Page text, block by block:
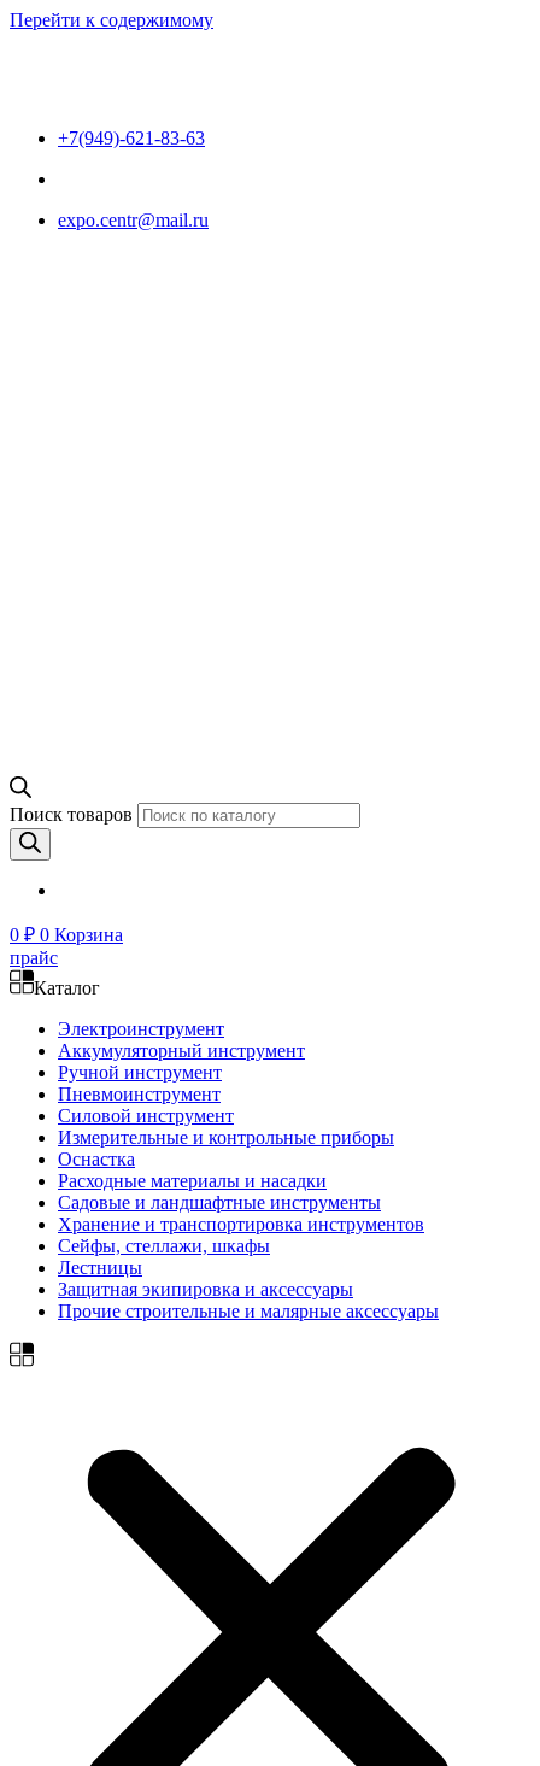
Перейти к содержимому
+7(949)-621-83-63
expo.centr@mail.ru
Поиск товаров
0 ₽ 0 Корзина
прайс
Каталог
Электроинструмент
Аккумуляторный инструмент
Ручной инструмент
Пневмоинструмент
Силовой инструмент
Измерительные и контрольные приборы
Оснастка
Расходные материалы и насадки
Садовые и ландшафтные инструменты
Хранение и транспортировка инструментов
Сейфы, стеллажи, шкафы
Лестницы
Защитная экипировка и аксессуары
Прочие строительные и малярные аксессуары